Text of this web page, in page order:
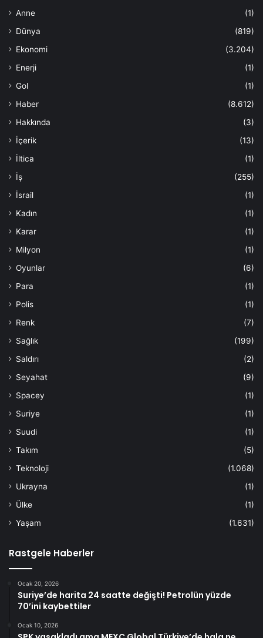
Anne
(1)
Dünya
(819)
Ekonomi
(3.204)
Enerji
(1)
Gol
(1)
Haber
(8.612)
Hakkında
(3)
İçerik
(13)
İltica
(1)
İş
(255)
İsrail
(1)
Kadın
(1)
Karar
(1)
Milyon
(1)
Oyunlar
(6)
Para
(1)
Polis
(1)
Renk
(7)
Sağlık
(199)
Saldırı
(2)
Seyahat
(9)
Spacey
(1)
Suriye
(1)
Suudi
(1)
Takım
(5)
Teknoloji
(1.068)
Ukrayna
(1)
Ülke
(1)
Yaşam
(1.631)
Rastgele Haberler
Ocak 20, 2026
Suriye’de harita 24 saatte değişti! Petrolün yüzde
70’ini kaybettiler
Ocak 10, 2026